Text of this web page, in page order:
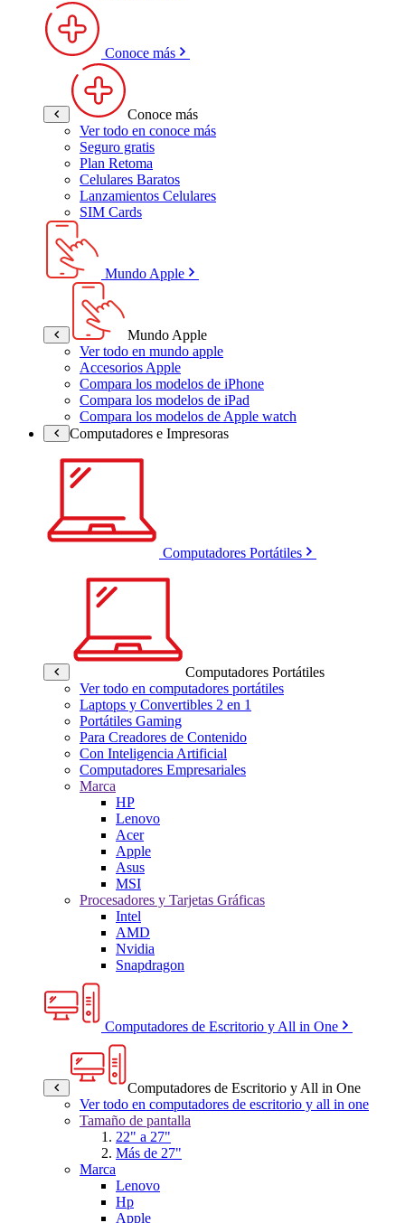
Conoce más
Conoce más
Ver todo en conoce más
Seguro gratis
Plan Retoma
Celulares Baratos
Lanzamientos Celulares
SIM Cards
Mundo Apple
Mundo Apple
Ver todo en mundo apple
Accesorios Apple
Compara los modelos de iPhone
Compara los modelos de iPad
Compara los modelos de Apple watch
Computadores e Impresoras
Computadores Portátiles
Computadores Portátiles
Ver todo en computadores portátiles
Laptops y Convertibles 2 en 1
Portátiles Gaming
Para Creadores de Contenido
Con Inteligencia Artificial
Computadores Empresariales
Marca
HP
Lenovo
Acer
Apple
Asus
MSI
Procesadores y Tarjetas Gráficas
Intel
AMD
Nvidia
Snapdragon
Computadores de Escritorio y All in One
Computadores de Escritorio y All in One
Ver todo en computadores de escritorio y all in one
Tamaño de pantalla
22" a 27"
Más de 27"
Marca
Lenovo
Hp
Apple